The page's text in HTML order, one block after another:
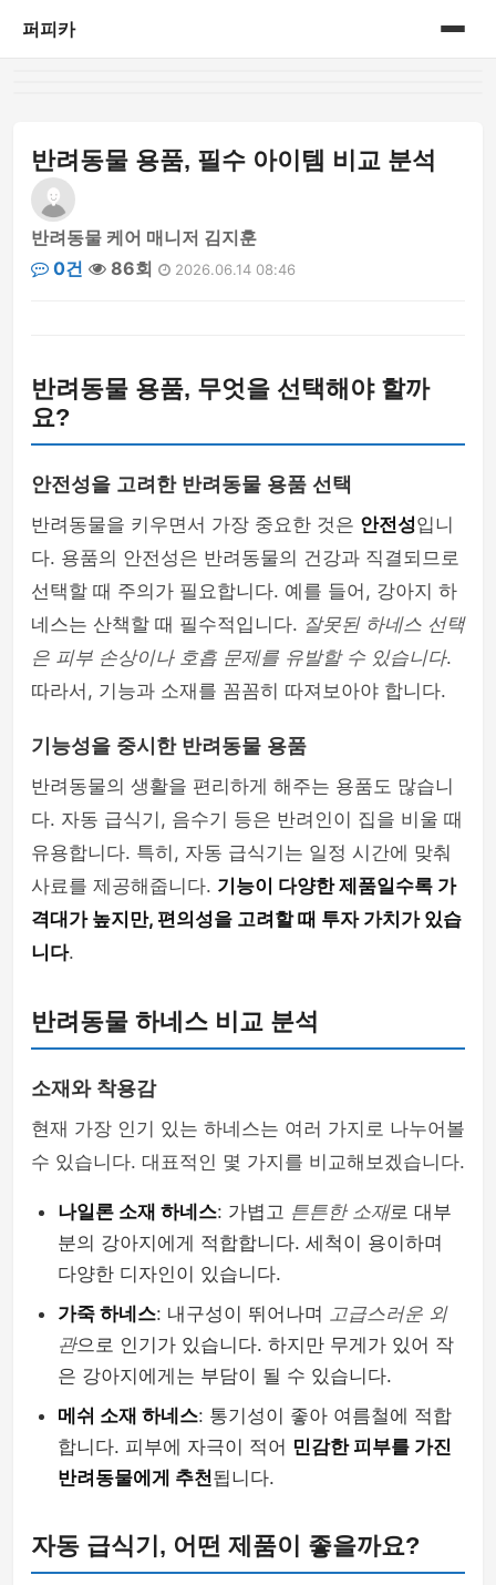
퍼피카
반려동물 용품, 필수 아이템 비교 분석
반려동물 케어 매니저 김지훈
0건
86회 2026.06.14 08:46
반려동물 용품, 무엇을 선택해야 할까
요?
안전성을 고려한 반려동물 용품 선택
반려동물을 키우면서 가장 중요한 것은 안전성입니
다. 용품의 안전성은 반려동물의 건강과 직결되므로
선택할 때 주의가 필요합니다. 예를 들어, 강아지 하
네스는 산책할 때 필수적입니다. 잘못된 하네스 선택
은 피부 손상이나 호흡 문제를 유발할 수 있습니다.
따라서, 기능과 소재를 꼼꼼히 따져보아야 합니다.
기능성을 중시한 반려동물 용품
반려동물의 생활을 편리하게 해주는 용품도 많습니
다. 자동 급식기, 음수기 등은 반려인이 집을 비울 때
유용합니다. 특히, 자동 급식기는 일정 시간에 맞춰
사료를 제공해줍니다. 기능이 다양한 제품일수록 가
격대가 높지만, 편의성을 고려할 때 투자 가치가 있습
니다.
반려동물 하네스 비교 분석
소재와 착용감
현재 가장 인기 있는 하네스는 여러 가지로 나누어볼
수 있습니다. 대표적인 몇 가지를 비교해보겠습니다.
나일론 소재 하네스: 가볍고 튼튼한 소재로 대부
분의 강아지에게 적합합니다. 세척이 용이하며
다양한 디자인이 있습니다.
가죽 하네스: 내구성이 뛰어나며 고급스러운 외
관으로 인기가 있습니다. 하지만 무게가 있어 작
은 강아지에게는 부담이 될 수 있습니다.
메쉬 소재 하네스: 통기성이 좋아 여름철에 적합
합니다. 피부에 자극이 적어 민감한 피부를 가진
반려동물에게 추천됩니다.
자동 급식기, 어떤 제품이 좋을까요?